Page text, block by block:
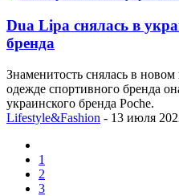
Dua Lipa снялась в
бренда
Знаменитость снялась в
одежде спортивного бренда
украинского бренда Poche.
Lifestyle&Fashion - 13 июля
1
2
3